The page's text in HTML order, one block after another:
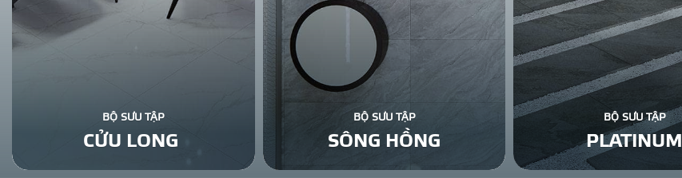
BỘ SƯU TẬP
CỬU LONG
BỘ SƯU TẬP
SÔNG HỒNG
BỘ SƯU TẬP
PLATINUM